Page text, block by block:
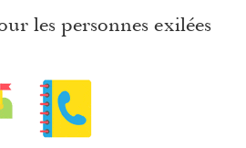
les personnes exilées